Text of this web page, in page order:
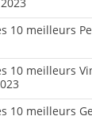
10 meilleurs
10 meilleurs
10 meilleurs